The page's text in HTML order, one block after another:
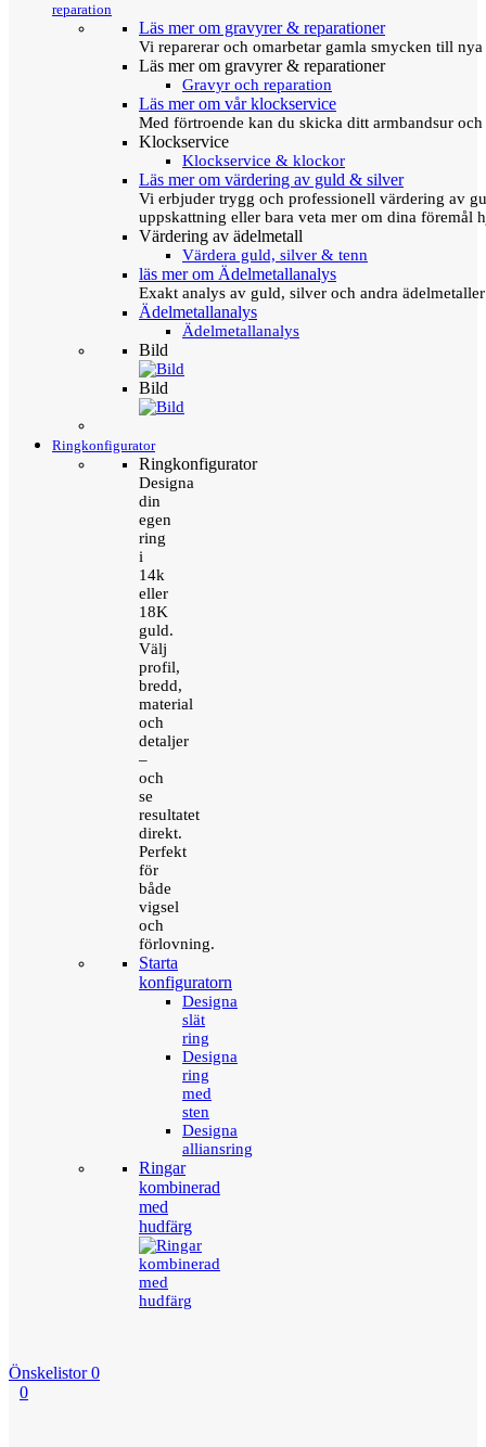
reparation
Läs mer om gravyrer & reparationer
Vi reparerar och omarbetar gamla smycken till
Läs mer om gravyrer & reparationer
Gravyr och reparation
Läs mer om vår klockservice
Med förtroende kan du skicka ditt armbandsur
Klockservice
Klockservice & klockor
Läs mer om värdering av guld & silver
Vi erbjuder trygg och professionell värdering av
uppskattning eller bara veta mer om dina föremål
Värdering av ädelmetall
Värdera guld, silver & tenn
läs mer om Ädelmetallanalys
Exakt analys av guld, silver och andra
Ädelmetallanalys
Ädelmetallanalys
Bild
Bild
Ringkonfigurator
Ringkonfigurator
Designa
din
egen
ring
i
14k
eller
18K
guld.
Välj
profil,
bredd,
material
och
detaljer
–
och
se
resultatet
direkt.
Perfekt
för
både
vigsel
och
förlovning.
Starta
konfiguratorn
Designa
slät
ring
Designa
ring
med
sten
Designa
alliansring
Ringar
kombinerad
med
hudfärg
Önskelistor 0
0